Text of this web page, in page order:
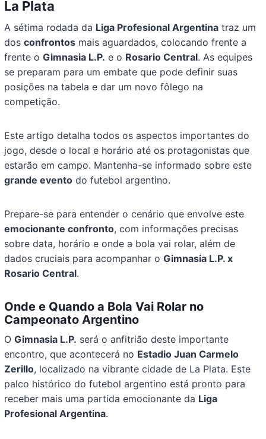
La Plata
A sétima rodada da Liga Profesional Argentina traz um
dosconfrontos mais aguardados, colocando frente a
frente oGimnasia L.P. e o Rosario Central. As equipes
se preparam para um embate que pode definir suas
posições na tabela e dar um novo fôlego na
competição.
Este artigo detalha todos os aspectos importantes do
jogo, desde o local e horário até os protagonistas que
estarão em campo. Mantenha-se informado sobre este
grande evento do futebol argentino.
Prepare-se para entender o cenário que envolve este
emocionante confronto, com informações precisas
sobre data, horário e onde a bola vai rolar, além de
dados cruciais para acompanhar oGimnasia L.P. x
Rosario Central.
Onde e Quando a Bola Vai Rolar no
Campeonato Argentino
OGimnasia L.P. será o anfitrião deste importante
encontro, que acontecerá no Estadio Juan Carmelo
Zerillo, localizado na vibrante cidade de La Plata. Este
palco histórico do futebol argentino está pronto para
receber mais uma partida emocionante da Liga
Profesional Argentina.